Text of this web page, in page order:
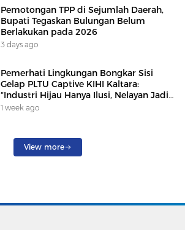
Pemotongan TPP di Sejumlah Daerah,
Bupati Tegaskan Bulungan Belum
Berlakukan pada 2026
3 days ago
Pemerhati Lingkungan Bongkar Sisi
Gelap PLTU Captive KIHI Kaltara:
“Industri Hijau Hanya Ilusi, Nelayan Jadi
Korban”
1 week ago
View more